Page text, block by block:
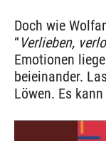
Doch wie
“Verlieben,
Emotionen
beieinander.
Löwen. Es